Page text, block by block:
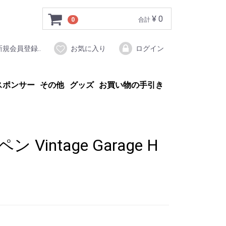
0 合計 ¥ 0
規会員登録.. お気に入り ログイン
ポンサー その他 グッズ お買い物の手引き
ン Vintage Garage H